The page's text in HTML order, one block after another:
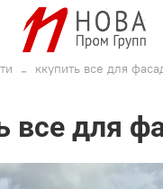
ккупить все для
все для